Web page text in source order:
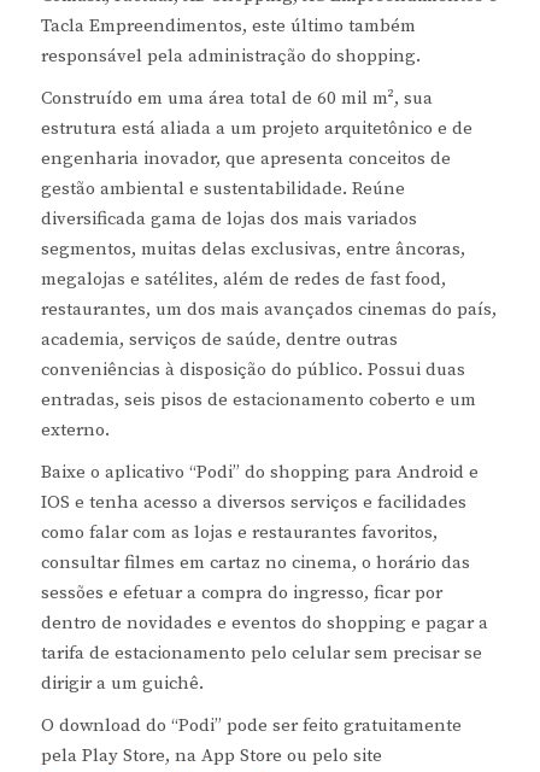
Tacla Empreendimentos, este último também
responsável pela administração do shopping.
Construído em uma área total de 60 mil m², sua
estrutura está aliada a um projeto arquitetônico e de
engenharia inovador, que apresenta conceitos de
gestão ambiental e sustentabilidade. Reúne
diversificada gama de lojas dos mais variados
segmentos, muitas delas exclusivas, entre âncoras,
megalojas e satélites, além de redes de fast food,
restaurantes, um dos mais avançados cinemas do país,
academia, serviços de saúde, dentre outras
conveniências à disposição do público. Possui duas
entradas, seis pisos de estacionamento coberto e um
externo.
Baixe o aplicativo “Podi” do shopping para Android e
IOS e tenha acesso a diversos serviços e facilidades
como falar com as lojas e restaurantes favoritos,
consultar filmes em cartaz no cinema, o horário das
sessões e efetuar a compra do ingresso, ficar por
dentro de novidades e eventos do shopping e pagar a
tarifa de estacionamento pelo celular sem precisar se
dirigir a um guichê.
O download do “Podi” pode ser feito gratuitamente
pela Play Store, na App Store ou pelo site